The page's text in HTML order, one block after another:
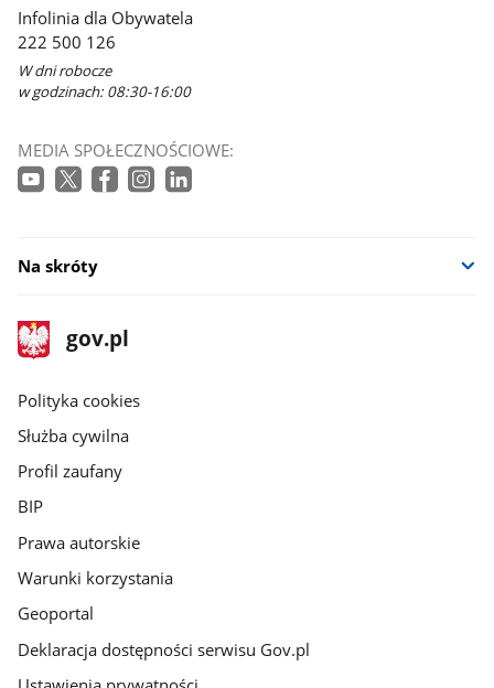
Infolinia dla Obywatela
222 500 126
W dni robocze
w godzinach: 08:30-16:00
MEDIA SPOŁECZNOŚCIOWE:
Na skróty
stopka
gov.pl
Strona
gov.pl
gov.pl
Polityka cookies
Służba cywilna
Profil zaufany
BIP
Prawa autorskie
Warunki korzystania
Geoportal
Deklaracja dostępności serwisu Gov.pl